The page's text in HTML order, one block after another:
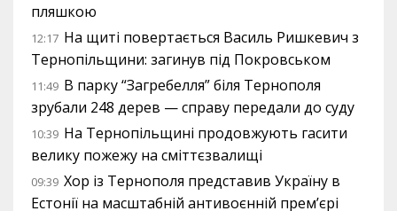
пляшкою
12:17 На щиті повертається Василь Ришкевич з
Тернопільщини: загинув під Покровськом
11:49 В парку “Загребелля” біля Тернополя
зрубали 248 дерев — справу передали до суду
10:39 На Тернопільщині продовжують гасити
велику пожежу на сміттєзвалищі
09:39 Хор із Тернополя представив Україну в
Естонії на масштабній антивоєнній прем’єрі